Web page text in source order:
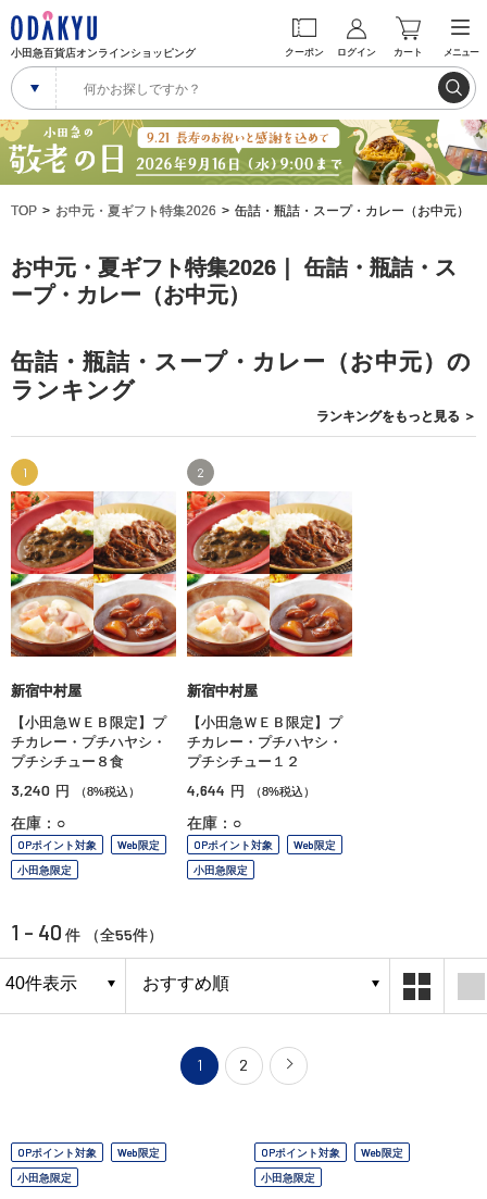
小田急百貨店オンラインショッピング クーポン ログイン カート メニュー
TOP お中元・夏ギフト特集2026 缶詰・瓶詰・スープ・カレー（お中元）
お中元・夏ギフト特集2026｜ 缶詰・瓶詰・ス
ープ・カレー（お中元）
缶詰・瓶詰・スープ・カレー（お中元）の
ランキング
ランキングをもっと見る ＞
1
新宿中村屋
【小田急ＷＥＢ限定】プ
チカレー・プチハヤシ・
プチシチュー８食
3,240 円 （8%税込）
在庫：○
OPポイント対象
Web限定
小田急限定
2
新宿中村屋
【小田急ＷＥＢ限定】プ
チカレー・プチハヤシ・
プチシチュー１２
4,644 円 （8%税込）
在庫：○
OPポイント対象
Web限定
小田急限定
1 - 40 件 （全55件）
1 2
OPポイント対象
Web限定
小田急限定
OPポイント対象
Web限定
小田急限定